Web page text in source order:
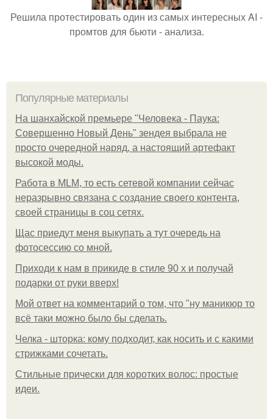
Решила протестировать один из самых интересных AI -
промтов для бьюти - анализа.
Популярные материалы
На шанхайской премьере "Человека - Паука:
Совершенно Новый День" зендея выбрала не
просто очередной наряд, а настоящий артефакт
высокой моды.
Работа в MLM, то есть сетевой компании сейчас
неразрывно связана с создание своего контента,
своей страницы в соц сетях.
Щас приедут меня выкупать а тут очередь на
фотосессию со мной.
Приходи к нам в прикиде в стиле 90 х и получай
подарки от руки вверх!
Мой ответ на комментарий о том, что "ну маникюр то
всё таки можно было бы сделать.
Челка - шторка: кому подходит, как носить и с какими
стрижками сочетать.
Стильные прически для коротких волос: простые
идеи.